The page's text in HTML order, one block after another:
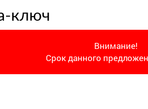
ключ
Внимание!
Срок данного